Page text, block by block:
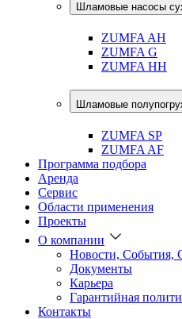
Шламовые насосы
ZUMFA AH
ZUMFA G
ZUMFA HH
Шламовые
ZUMFA SP
ZUMFA AF
Программа подбора
Аренда
Сервис
Области применения
Проекты
О компании
Новости, События,
Документы
Карьера
Гарантийная
Контакты